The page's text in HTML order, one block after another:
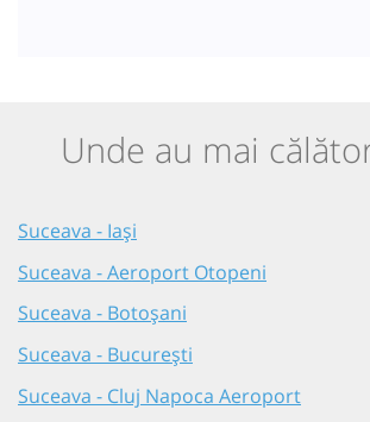
Unde au mai
Suceava - Iași
Suceava - Aeroport Otopeni
Suceava - Botoșani
Suceava - București
Suceava - Cluj Napoca Aeroport